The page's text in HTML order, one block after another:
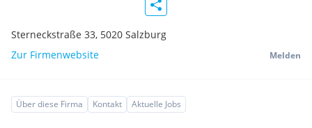
Sterneckstraße 33, 5020 Salzburg
Zur Firmenwebsite
Melden
Über diese Firma Kontakt Aktuelle Jobs